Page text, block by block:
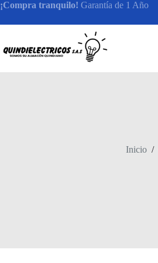
Saltar
contenido
¡Compra tranquilo! Garantía de 1 Año
Inicio /